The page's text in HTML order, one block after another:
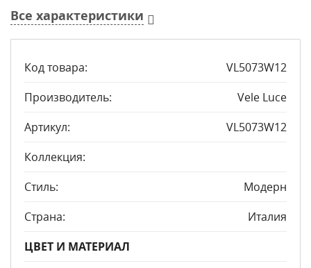
Все характеристики
Код товара:
VL5073W12
Производитель:
Vele Luce
Артикул:
VL5073W12
Коллекция:
Стиль:
Модерн
Страна:
Италия
ЦВЕТ И МАТЕРИАЛ